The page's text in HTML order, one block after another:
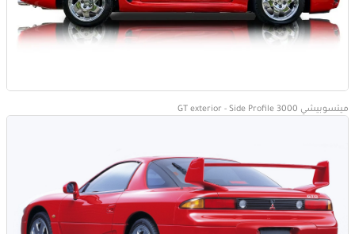
ميتسوبيشي 3000 GT exterior - Side Profile